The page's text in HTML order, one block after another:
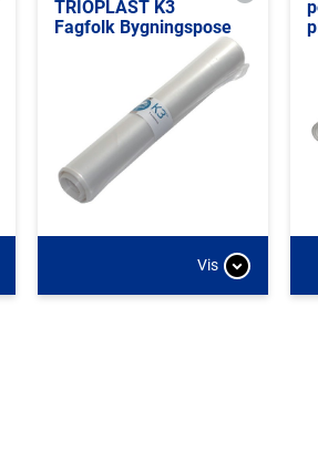
TRIOPLAST K3
Fagfolk Bygningspose
Vis